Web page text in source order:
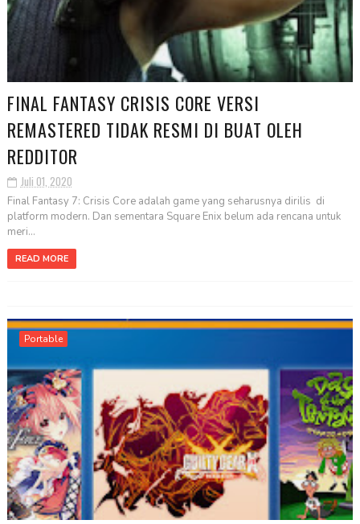
FINAL FANTASY CRISIS CORE VERSI
REMASTERED TIDAK RESMI DI BUAT OLEH
REDDITOR
Juli 01, 2020
Final Fantasy 7: Crisis Core adalah game yang seharusnya dirilis di
platform modern. Dan sementara Square Enix belum ada rencana untuk
meri...
READ MORE
Portable